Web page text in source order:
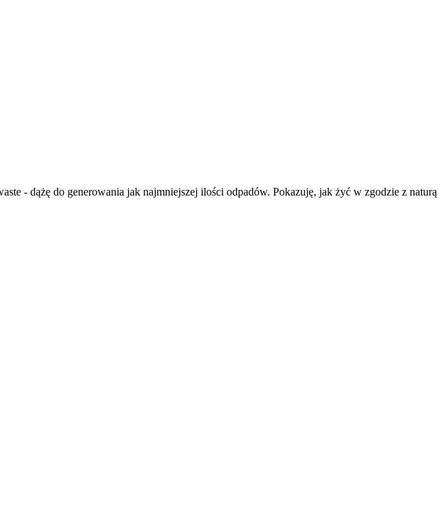
- dążę do generowania jak najmniejszej ilości odpadów. Pokazuję, jak żyć w zgodzie z naturą